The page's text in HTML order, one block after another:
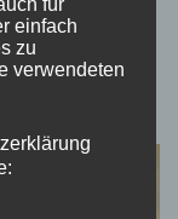
für
einfach
zu
verwendeten